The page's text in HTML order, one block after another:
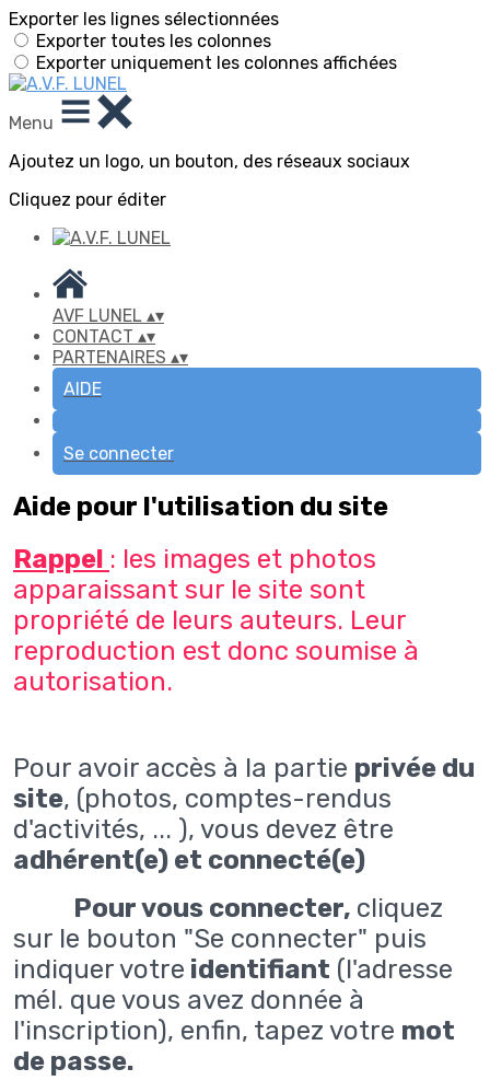
Exporter les lignes sélectionnées
Exporter toutes les colonnes
Exporter uniquement les colonnes affichées
Menu
Ajoutez un logo, un bouton, des réseaux sociaux
Cliquez pour éditer
AVF LUNEL ▴▾
CONTACT ▴▾
PARTENAIRES ▴▾
AIDE
Se connecter
Aide pour l'utilisation du site
Rappel : les images et photos
apparaissant sur le site sont
propriété de leurs auteurs. Leur
reproduction est donc soumise à
autorisation.
Pour avoir accès à la partie privée du
site, (photos, comptes-rendus
d'activités, ... ), vous devez être
adhérent(e) et connecté(e)
Pour vous connecter, cliquez
sur le bouton "Se connecter" puis
indiquer votre identifiant (l'adresse
mél. que vous avez donnée à
l'inscription), enfin, tapez votre mot
de passe.